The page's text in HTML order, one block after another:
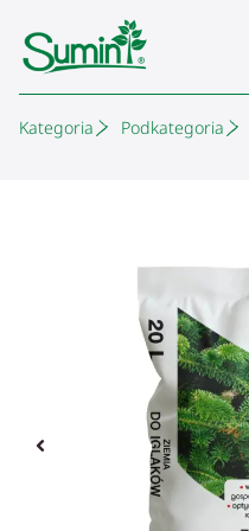
Kategoria Podkategoria